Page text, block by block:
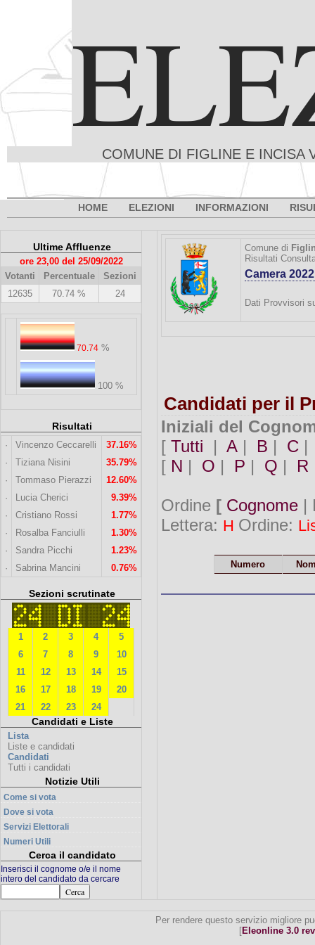
COMUNE DI FIGLINE E INCISA
HOME ELEZIONI INFORMAZIONI
Ultime Affluenze
ore 23,00 del 25/09/2022
Votanti
Percentuale
Sezioni
12635
70.74 % 24
70.74%
100 %
Risultati
· Vincenzo Ceccarelli
37.16%
·
Tiziana Nisini
35.79%
·
Tommaso Pierazzi
12.60%
·
Lucia Cherici
9.39%
·
Cristiano Rossi
1.77%
·
Rosalba Fanciulli
1.30%
·
Sandra Picchi
1.23%
·
Sabrina Mancini 0.76%
Sezioni scrutinate
1 2 3 4
5
6
7 8 9
10
11
12 13 14
15
16
17 18 19
20
21
22 23 24
Candidati e Liste
Lista
Liste e candidati
Candidati
Tutti i candidati
Notizie Utili
Come si vota
Dove si vota
Servizi Elettorali
Numeri Utili
Cerca il candidato
Inserisci il cognome o/e il nome
intero del candidato da cercare
Comune di
Risultati
Camera 2022
Dati Provvisori
Candidati per il
Iniziali del
[ Tutti | A | B | C
[ N | O | P | Q | R
Ordine [ Cognome |
Lettera: H Ordine:
Numero
Per rendere questo servizio migliore
[Eleonline 3.0